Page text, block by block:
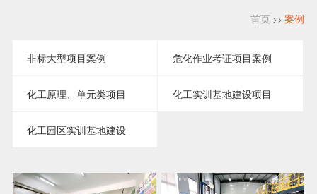
首页 >>案例
非标大型项目案例 危化作业考证项目案例
化工原理、单元类项目 化工实训基地建设项目
化工园区实训基地建设